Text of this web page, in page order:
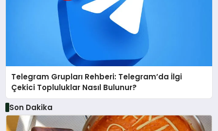
Telegram Grupları Rehberi: Telegram’da İlgi
Çekici Topluluklar Nasıl Bulunur?
Son Dakika